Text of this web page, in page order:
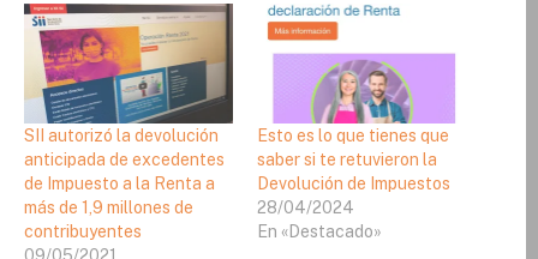
SII autorizó la devolución
anticipada de excedentes
de Impuesto a la Renta a
más de 1,9 millones de
contribuyentes
09/05/2021
Esto es lo que tienes que
saber si te retuvieron la
Devolución de Impuestos
28/04/2024
En «Destacado»